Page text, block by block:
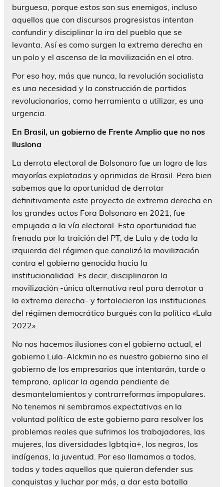
burguesa, porque estos son sus enemigos, incluso
aquellos que con discursos progresistas intentan
confundir y disciplinar la ira del pueblo que se
levanta. Así es como surgen la extrema derecha en
un polo y el ascenso de la movilización en el otro.
Por eso hoy, más que nunca, la revolución socialista
es una necesidad y la construcción de partidos
revolucionarios, como herramienta a utilizar, es una
urgencia.
En Brasil, un gobierno de Frente Amplio que no nos
ilusiona
La derrota electoral de Bolsonaro fue un logro de las
mayorías explotadas y oprimidas de Brasil. Pero bien
sabemos que la oportunidad de derrotar
definitivamente este proyecto de extrema derecha en
los grandes actos Fora Bolsonaro en 2021, fue
empujada a la vía electoral. Esta oportunidad fue
frenada por la traición del PT, de Lula y de toda la
izquierda del régimen que canalizó la movilización
contra el gobierno genocida hacia la
institucionalidad. Es decir, disciplinaron la
movilización -única alternativa real para derrotar a
la extrema derecha- y fortalecieron las instituciones
del régimen democrático burgués con la política «Lula
2022».
No nos hacemos ilusiones con el gobierno actual, el
gobierno Lula-Alckmin no es nuestro gobierno sino el
gobierno de los empresarios que intentarán, tarde o
temprano, aplicar la agenda pendiente de
desmantelamientos y contrarreformas impopulares.
No tenemos ni sembramos expectativas en la
voluntad política de este gobierno para resolver los
problemas reales que sufrimos los trabajadores, las
mujeres, las diversidades lgbtqia+, los negros, los
indígenas, la juventud. Por eso llamamos a todos,
todas y todes aquellos que quieran defender sus
conquistas y luchar por más, a dar esta batalla